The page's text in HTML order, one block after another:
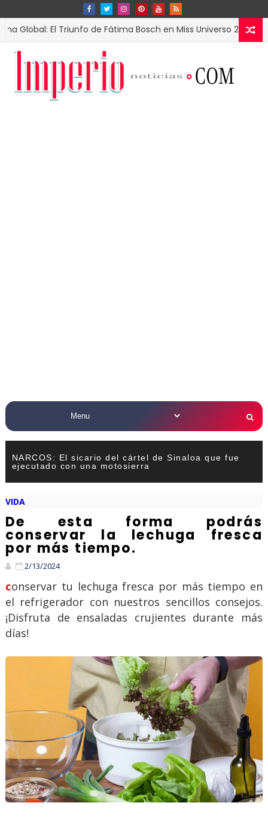
El Triunfo de Fátima Bosch en Miss Universo 2025
NARCOS: El sicario del cártel de Sinaloa que fue
ejecutado con una motosierra
VIDA
De esta forma podrás
conservar la lechuga fresca
por más tiempo.
2/13/2024
conservar tu lechuga fresca por más tiempo en
el refrigerador con nuestros sencillos consejos.
¡Disfruta de ensaladas crujientes durante más
días!